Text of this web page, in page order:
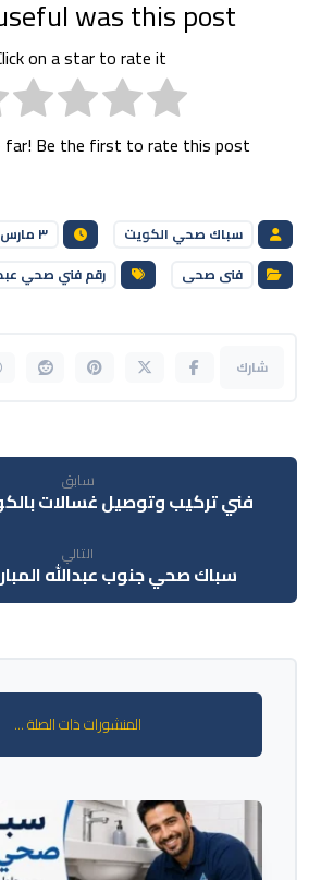
was this post?
on a star to rate it!
Be the first to rate this post.
سباك صحي الكويت
٣ مارس، ٢٠٢٥
فنى صحى
رقم فني صحي
سابق
فني تركيب وتوصيل غسالات بالكويت
التالي
سباك صحي جنوب عبدالله المبارك
المنشورات ذات الصلة ...